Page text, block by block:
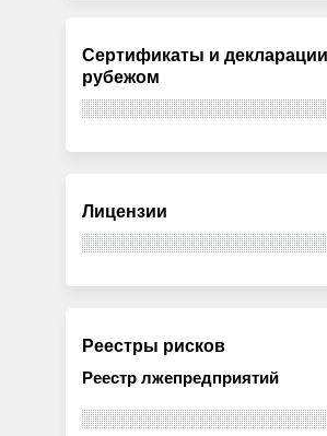
Сертификаты и
рубежом
Лицензии
Реестры рисков
Реестр лжепредприятий